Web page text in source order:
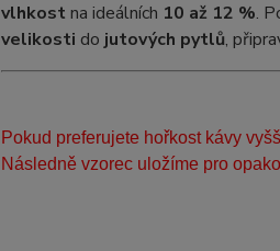
vlhkost na ideálních 10 až 12 %.
velikosti do jutových pytlů,
Pokud preferujete hořkost kávy
Následně vzorec uložíme pro